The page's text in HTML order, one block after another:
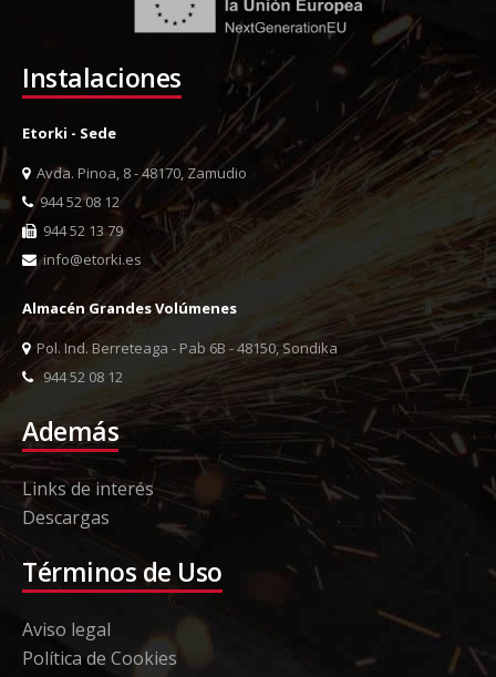
Instalaciones
Etorki - Sede
Avda. Pinoa, 8 - 48170, Zamudio
944 52 08 12
944 52 13 79
info@etorki.es
Almacén Grandes Volúmenes
Pol. Ind. Berreteaga - Pab 6B - 48150, Sondika
944 52 08 12
Además
Links de interés
Descargas
Términos de Uso
Aviso legal
Política de Cookies